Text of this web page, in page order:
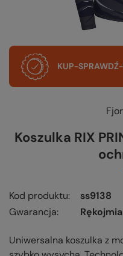
KUP-
Koszulka RIX
Kod produktu
ss9138
Gwarancja
Uniwersalna koszulka z